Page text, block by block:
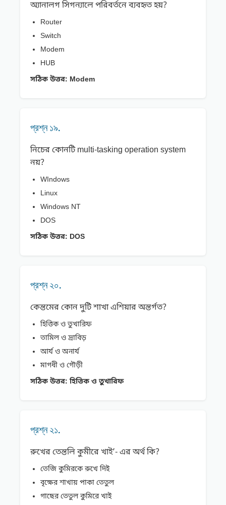
অ্যানালগ সিগন্যালে পরিবর্তনে ব্যবহৃত হয়?
Router
Switch
Modem
HUB
সঠিক উত্তর: Modem
প্রশ্ন ১৯.
নিচের কোনটি multi-tasking operation system
নয়?
WIndows
Linux
Windows NT
DOS
সঠিক উত্তর: DOS
প্রশ্ন ২০.
কেন্তমের কোন দুটি শাখা এশিয়ার অন্তর্গত?
হিত্তিক ও তুখারিফ
তামিল ও দ্রাবিড়
আর্য ও অনার্য
মাগধী ও গৌড়ী
সঠিক উত্তর: হিত্তিক ও তুখারিফ
প্রশ্ন ২১.
রুখের তেন্তলি কুমীরে খাই’- এর অর্থ কি?
তেজি কুমিরকে রুখে দিই
বৃক্ষের শাখায় পাকা তেতুল
গাছের তেতুল কুমিরে খাই